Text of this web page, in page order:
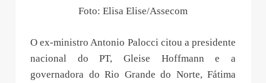
Foto: Elisa Elise/Assecom
O ex-ministro Antonio Palocci citou a presidente
nacional do PT, Gleise Hoffmann e a
governadora do Rio Grande do Norte, Fátima